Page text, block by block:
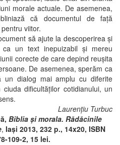
morale actuale. De asemenea,
că documentul de faţă
viitor.
să ajute la descoperirea şi
ca un text inepuizabil şi mereu
corecte de care depind reuşita
De asemenea, sperăm ca
un dialog mai amplu cu diferite
dificultăţilor cotidianului, un
Laurenţiu Turbuc
Biblia şi morala. Rădăcinile
, Iaşi 2013, 232 p., 14x20, ISBN
109-2, 15 lei.